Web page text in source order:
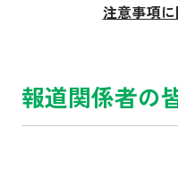
お願いしておりま
ありますので、ご了
だいた個人情報は適
注意事項
報道関係者の